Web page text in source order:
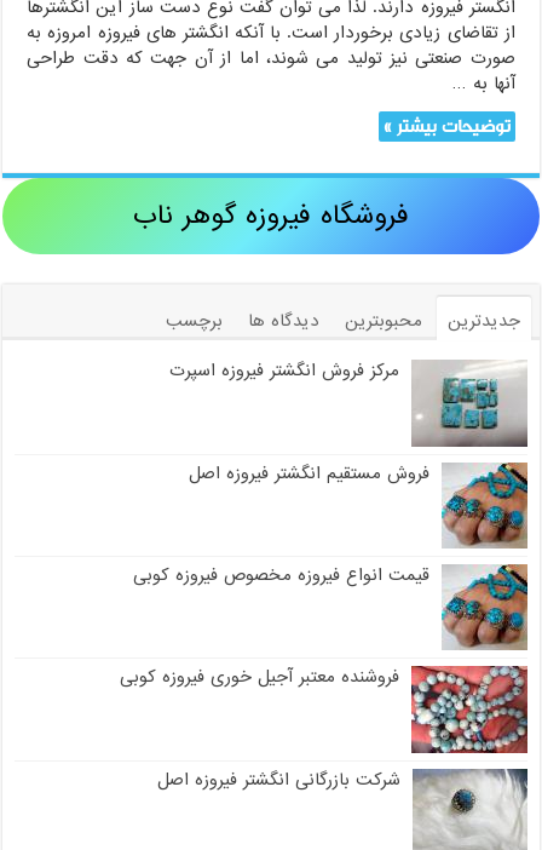
انگستر فیروزه دارند. لذا می توان گفت نوع دست ساز این انگشترها
از تقاضای زیادی برخوردار است. با آنکه انگشتر های فیروزه امروزه به
صورت صنعتی نیز تولید می شوند، اما از آن جهت که دقت طراحی
آنها به …
توضیحات بیشتر »
فروشگاه فیروزه گوهر ناب
جدیدترین محبوبترین دیدگاه ها
برچسب
مرکز فروش انگشتر فیروزه اسپرت
فروش مستقیم انگشتر فیروزه اصل
قیمت انواع فیروزه مخصوص فیروزه کوبی
فروشنده معتبر آجیل خوری فیروزه کوبی
شرکت بازرگانی انگشتر فیروزه اصل